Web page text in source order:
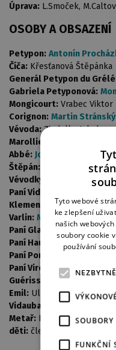
Úprava: L.Smoček,
OSOBY A OBSAZENÍ
Petypon: Antonín
Číča: Křesťanová Štěpánka
Generál Petypon du
Gabriela Petyponová:
Mongicourt: Vrabec Viktor
Corignon: Martin Stránský
Vévoda: Zindulka Jakub
Marollier:
Abbé: Josef Nechutný
Štěpán:
Kaška Antonín
Vévodkyně z Valmonté:
Paní Vidaubanová:
Klementina: Kovaříková
Varlin: Miloslav Krejsa
Paní Glauxová:
Černá Andrea
Paní Hautignolová:
Paní Ponantová:
Paní Virettová:
Crhová
Guérissac:
Martin Chmelař
Emil: Ulrich Jiří j.h.
Vidauban:
Pokorný Miroslav
Metař: Popek Miroslav
děti: členové pěv. souboru
Tyto webové
ke zlepšení
našich
soubory cookie
používání
FUNKČNÍ